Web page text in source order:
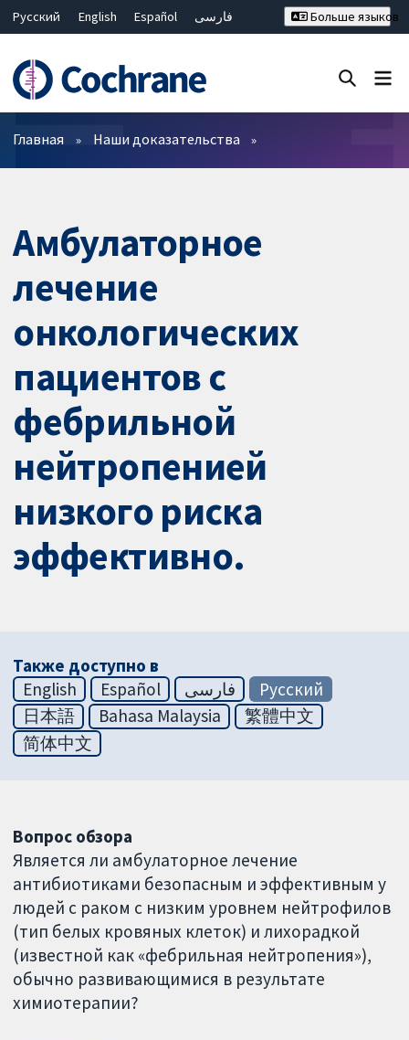
Русский English Español
فارسی
Bahasa Malaysia
ไทย
繁體中文
简体中文
Больше языков
Фильтры
Главная Наши доказательства
Амбулаторное
лечение
онкологических
пациентов с
фебрильной
нейтропенией
низкого риска
эффективно.
Также доступно в
English
Español فارسی
Русский
日本語
Bahasa Malaysia
繁體中文
简体中文
Вопрос обзора
Является ли амбулаторное лечение
антибиотиками безопасным и эффективным у
людей с раком с низким уровнем нейтрофилов
(тип белых кровяных клеток) и лихорадкой
(известной как «фебрильная нейтропения»),
обычно развивающимися в результате
химиотерапии?